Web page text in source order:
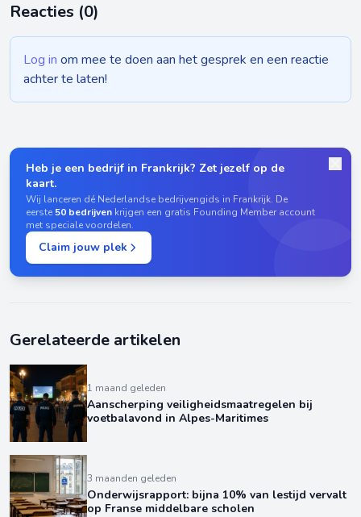
Reacties (0)
Log in om mee te doen aan het gesprek en een reactie
achter te laten!
Heb je een bedrijf in Frankrijk? Zet jezelf op de
kaart.
Wij lanceren dé Nederlandse bedrijvengids in Frankrijk. De
eerste50 bedrijven krijgen een gratis Founding Member account
met speciale voordelen.
Claim jouw plek
Gerelateerde artikelen
1 maand geleden
Aanscherping veiligheidsmaatregelen bij
voetbalavond in Alpes-Maritimes
3 maanden geleden
Onderwijsrapport: bijna 10% van lestijd vervalt
op Franse middelbare scholen